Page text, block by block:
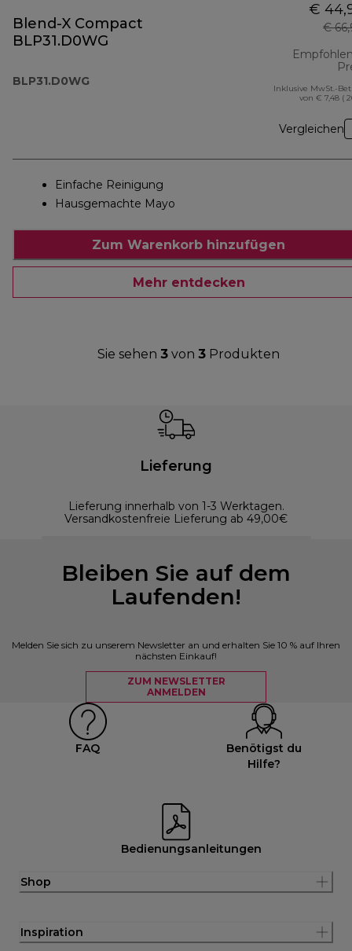
Blend-X Compact
BLP31.D0WG
BLP31.D0WG
€
€
Inklusive MwSt.-
von € 7,48 (
Vergleichen
Einfache Reinigung
Hausgemachte Mayo
Zum Warenkorb hinzufügen
Mehr entdecken
Sie sehen 3 von 3 Produkten
Lieferung
Lieferung innerhalb von 1-3 Werktagen.
Versandkostenfreie Lieferung ab 49,00€
Bleiben Sie auf dem
Laufenden!
Melden Sie sich zu unserem Newsletter an und erhalten Sie 10 % auf Ihren
nächsten Einkauf!
ZUM NEWSLETTER
ANMELDEN
FAQ
Benötigst du
Hilfe?
Bedienungsanleitungen
Shop
Inspiration